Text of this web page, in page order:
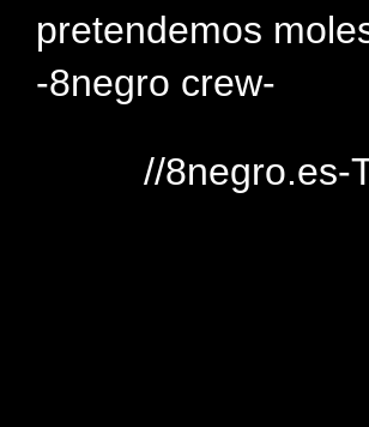
pretendemos
-8negro crew-
//8negro.es-